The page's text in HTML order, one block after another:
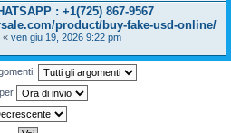
: +1(725) 867-9567
product/buy-fake-usd-online/
« ven giu 19, 2026 9:22 pm